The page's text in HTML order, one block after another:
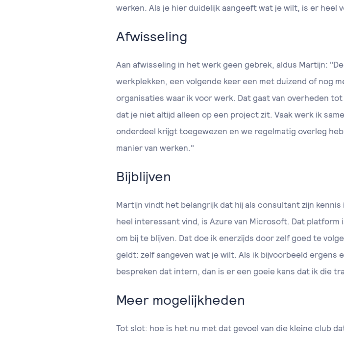
werken. Als je hier duidelijk aangeeft wat je wilt, is er heel
Afwisseling
Aan afwisseling in het werk geen gebrek, aldus Martijn:
werkplekken, een volgende keer een met duizend of nog
organisaties waar ik voor werk. Dat gaat van overheden
dat je niet altijd alleen op een project zit. Vaak werk ik
onderdeel krijgt toegewezen en we regelmatig overleg
manier van werken."
Bijblijven
Martijn vindt het belangrijk dat hij als consultant zijn
heel interessant vind, is Azure van Microsoft. Dat
om bij te blijven. Dat doe ik enerzijds door zelf goed te
geldt: zelf aangeven wat je wilt. Als ik bijvoorbeeld
bespreken dat intern, dan is er een goeie kans dat ik die
Meer mogelijkheden
Tot slot: hoe is het nu met dat gevoel van die kleine club